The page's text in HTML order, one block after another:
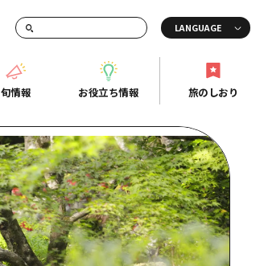
旬情報
お役立ち情報
ガイドブック
広島県の魅力を動画でご紹介！
よくあるご質問
メディア掲載情報
旅のしおり